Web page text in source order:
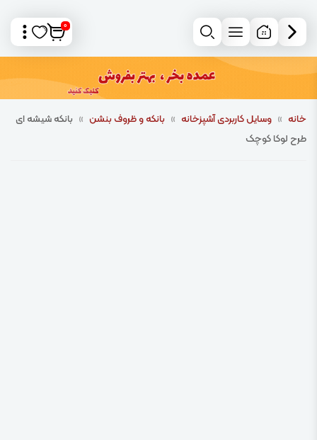
0
خانه » وسایل کاربردی آشپزخانه » بانکه و ظروف بنشن » بانکه شیشه ای
طرح لوکا کوچک